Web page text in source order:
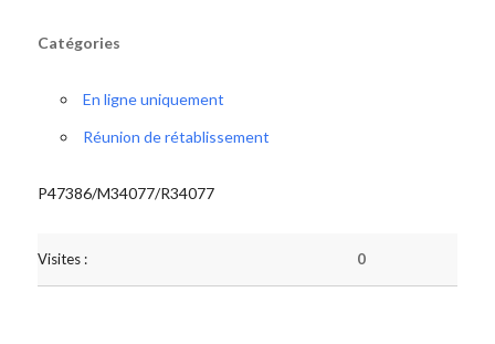
Catégories
En ligne uniquement
Réunion de rétablissement
P47386/M34077/R34077
Visites : 0